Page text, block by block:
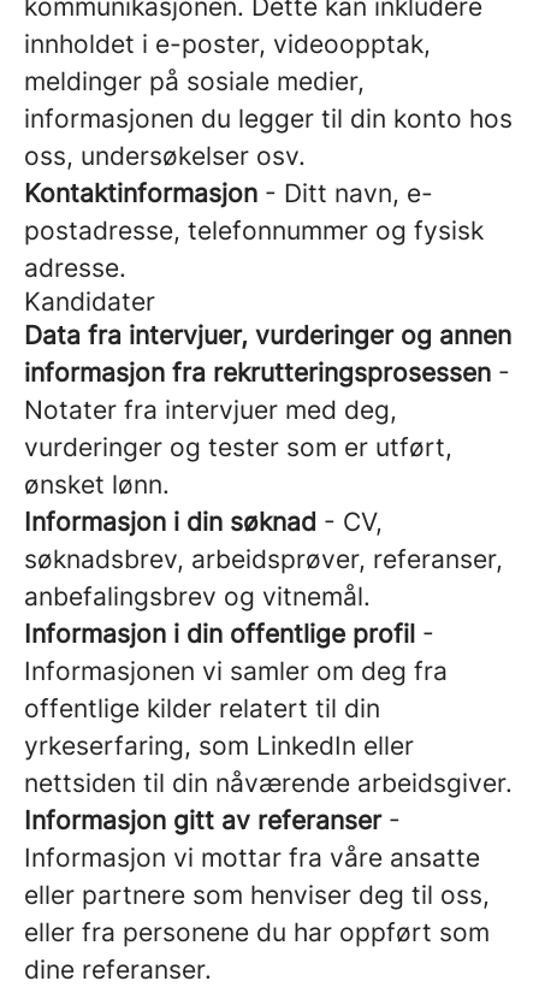
kommunikasjonen. Dette kan inkludere
innholdet i e-poster, videoopptak,
meldinger på sosiale medier,
informasjonen du legger til din konto hos
oss, undersøkelser osv.
Kontaktinformasjon - Ditt navn, e-
postadresse, telefonnummer og fysisk
adresse.
Kandidater
Data fra intervjuer, vurderinger og annen
informasjon fra rekrutteringsprosessen -
Notater fra intervjuer med deg,
vurderinger og tester som er utført,
ønsket lønn.
Informasjon i din søknad - CV,
søknadsbrev, arbeidsprøver, referanser,
anbefalingsbrev og vitnemål.
Informasjon i din offentlige profil -
Informasjonen vi samler om deg fra
offentlige kilder relatert til din
yrkeserfaring, som LinkedIn eller
nettsiden til din nåværende arbeidsgiver.
Informasjon gitt av referanser-
Informasjon vi mottar fra våre ansatte
eller partnere som henviser deg til oss,
eller fra personene du har oppført som
dine referanser.